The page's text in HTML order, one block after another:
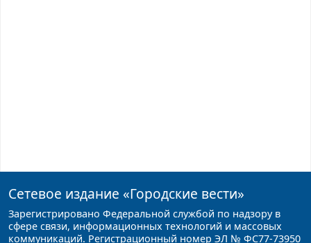
Сетевое издание «Городские вести»
Зарегистрировано Федеральной службой по надзору в
сфере связи, информационных технологий и массовых
коммуникаций. Регистрационный номер ЭЛ № ФС77-73950